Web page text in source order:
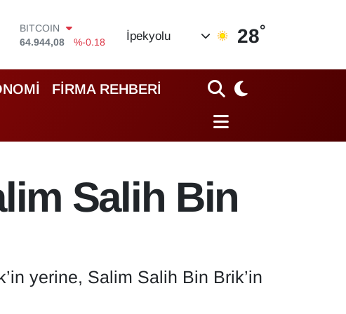
64.944,08
DOLAR
EURO
55,2510
%0.32
STERLİN
İpekyolu 28°
FİRMA REHBERİ
Salih Bin
yerine, Salim Salih Bin Brik’in